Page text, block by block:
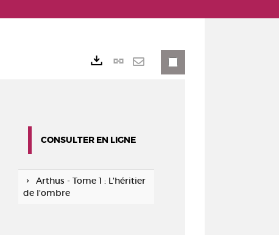
Lien
CONSULTER EN LIGNE
Arthus - Tome 1 : L'héritier
de l'ombre